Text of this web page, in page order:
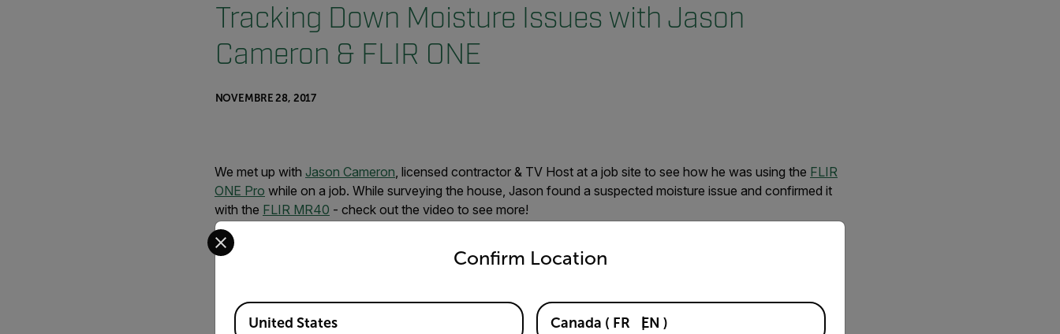
Tracking Down Moisture Issues with Jason
Cameron & FLIR ONE
NOVEMBRE 28, 2017
We met up with Jason Cameron, licensed contractor & TV Host at a job site to see how he was using the FLIR
ONE Pro while on a job. While surveying the house, Jason found a suspected moisture issue and confirmed it
with the FLIR MR40 - check out the video to see more!
Confirm Location
Select your preferred country and language from the options below to access the appropriate version of our website.
Available Locations
United States Canada ( FR EN )